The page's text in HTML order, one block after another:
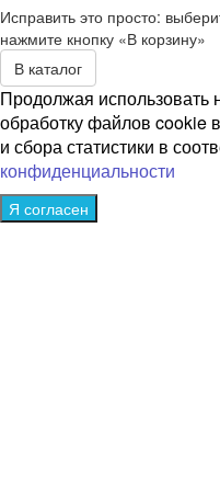
Исправить это просто:
нажмите кнопку «В корзину»
В каталог
Продолжая использовать
обработку файлов cookie
и сбора статистики в
конфиденциальности
Я согласен